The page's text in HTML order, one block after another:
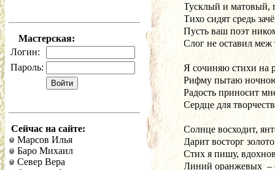
Мастерская:
Логин:
Пароль:
Сейчас на сайте:
Марсов Илья
Баро Михаил
Север Вера
Тусклый и матовый,
Тихо сидят средь
Пусть ваш поэт
Слог не оставил меж
Я сочиняю стихи на
Рифму пытаю
Радость приносит
Сердце для
Солнце восходит,
Дарит восторг
Стих я пишу,
Линий оранжевых  –